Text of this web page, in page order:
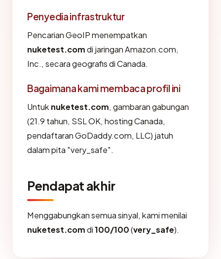
Penyedia infrastruktur
Pencarian GeoIP menempatkan
nuketest.comdi jaringan Amazon.com,
Inc., secara geografis di Canada.
Bagaimana kami membaca profil ini
Untuk nuketest.com, gambaran gabungan
(21.9 tahun, SSL OK, hosting Canada,
pendaftaran GoDaddy.com, LLC) jatuh
dalam pita "very_safe".
Pendapat akhir
Menggabungkan semua sinyal, kami menilai
nuketest.comdi100/100(very_safe).